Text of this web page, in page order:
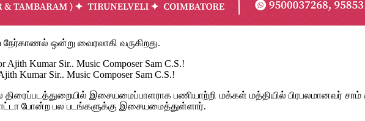
ஒன்று வைரலாகி வருகிறது.
Kumar Sir.. Music Composer Sam C.S.!
இசையமைப்பாளராக பணியாற்றி மக்கள் மத்தியில் பிரபலமானவர் சாம்
போன்ற பல படங்களுக்கு இசையமைத்துள்ளார்.